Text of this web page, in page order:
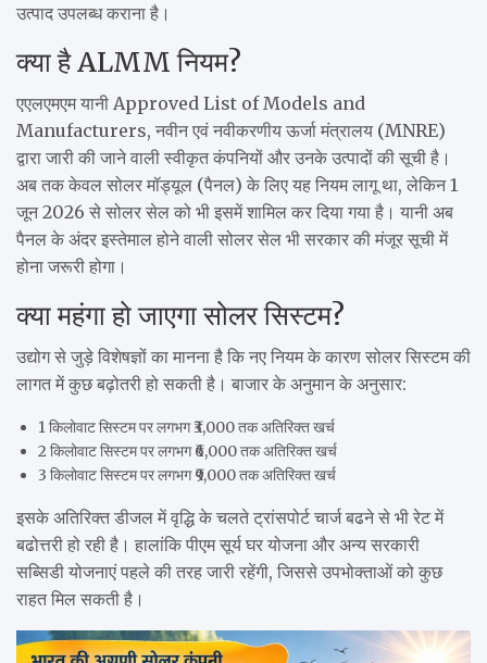
उत्पाद उपलब्ध कराना है।
क्या है ALMM नियम?
एएलएमएम यानी Approved List of Models and
Manufacturers, नवीन एवं नवीकरणीय ऊर्जा मंत्रालय (MNRE)
द्वारा जारी की जाने वाली स्वीकृत कंपनियों और उनके उत्पादों की सूची है।
अब तक केवल सोलर मॉड्यूल (पैनल) के लिए यह नियम लागू था, लेकिन 1
जून 2026 से सोलर सेल को भी इसमें शामिल कर दिया गया है। यानी अब
पैनल के अंदर इस्तेमाल होने वाली सोलर सेल भी सरकार की मंजूर सूची में
होना जरूरी होगा।
क्या महंगा हो जाएगा सोलर सिस्टम?
उद्योग से जुड़े विशेषज्ञों का मानना है कि नए नियम के कारण सोलर सिस्टम की
लागत में कुछ बढ़ोतरी हो सकती है। बाजार के अनुमान के अनुसार:
1 किलोवाट सिस्टम पर लगभग ₹3,000 तक अतिरिक्त खर्च
2 किलोवाट सिस्टम पर लगभग ₹6,000 तक अतिरिक्त खर्च
3 किलोवाट सिस्टम पर लगभग ₹9,000 तक अतिरिक्त खर्च
इसके अतिरिक्त डीजल में वृद्धि के चलते ट्रांसपोर्ट चार्ज बढने से भी रेट में
बढोत्तरी हो रही है। हालांकि पीएम सूर्य घर योजना और अन्य सरकारी
सब्सिडी योजनाएं पहले की तरह जारी रहेंगी, जिससे उपभोक्ताओं को कुछ
राहत मिल सकती है।